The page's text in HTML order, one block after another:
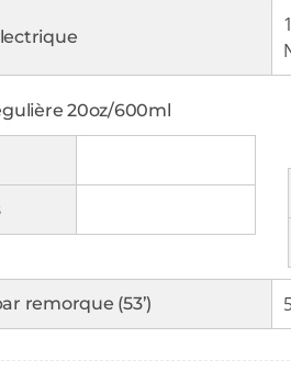
20oz/600ml
remorque (53’)